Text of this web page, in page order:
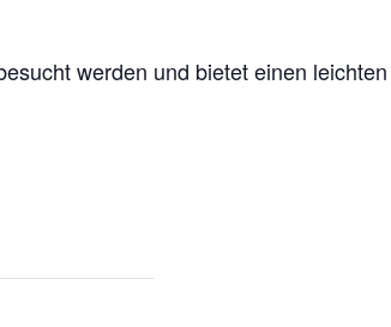
werden und bietet einen leichten